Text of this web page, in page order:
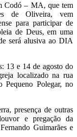
Codó – MA, que tem
de Oliveira, vem
para participar de
de Deus, em uma
será alusiva ao DIA
13 e 14 de agosto do
localizado na rua
Pequeno Polegar, no
presença de outras
e pregação da
Guimarães e